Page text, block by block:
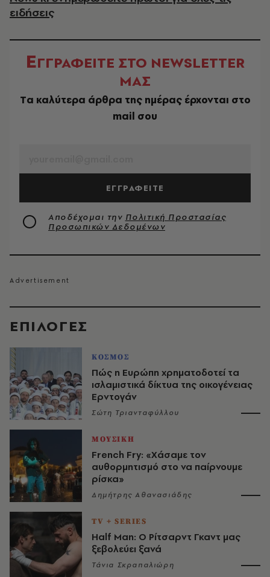
EΠΙΛΟΓΈΣ
ΚΟΣΜΟΣ
Πώς η Ευρώπη χρηματοδοτεί τα
ισλαμιστικά δίκτυα της οικογένειας
Ερντογάν
Σώτη Τριανταφύλλου
ΜΟΥΣΙΚΗ
French Fry: «Χάσαμε τον
αυθορμητισμό στο να παίρνουμε
ρίσκα»
Δημήτρης Αθανασιάδης
TV + SERIES
Half Man: Ο Ρίτσαρντ Γκαντ μας
ξεβολεύει ξανά
Τάνια Σκραπαλιώρη
ειδήσεις
ΕΓΓΡΑΦΕΙΤΕ ΣΤΟ NEWSLETTER
ΜΑΣ
Tα καλύτερα άρθρα της ημέρας έρχονται στο
mail σου
ΕΓΓΡΑΦΕΙΤΕ
Αποδέχομαι την Πολιτική Προστασίας
Προσωπικών Δεδομένων